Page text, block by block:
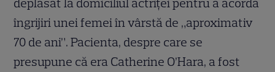
deplasat la domiciliul actriței pentru a acorda
îngrijiri unei femei în vârstă de „aproximativ
70 de ani”. Pacienta, despre care se
presupune că era Catherine O’Hara, a fost